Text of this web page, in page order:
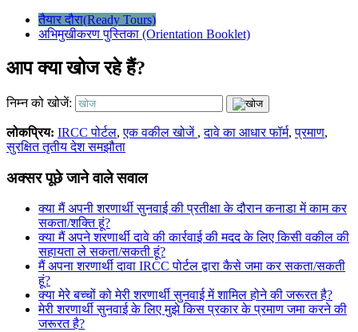
तैयार दौरा(Ready Tours)
अभिमुखीकरण पुस्तिका (Orientation Booklet)
आप क्या खोज रहे हैं?
निम्न को खोजें:
लोकप्रिय: IRCC पोर्टल,एक वकील खोजें ,दावे का आधार फॉर्म,प्रमाण,
सुरक्षित तृतीय देश समझौता
अक्सर पूछे जाने वाले सवाल
क्या मैं अपनी शरणार्थी सुनवाई की प्रतीक्षा के दौरान कनाडा में काम कर
सकता/शक्ति हूं?
क्या मैं अपने शरणार्थी दावे की कार्रवाई की मदद के लिए किसी वकील की
सहायता ले सकता/सकती हूं?
मैं अपना शरणार्थी दावा IRCC पोर्टल द्वारा कैसे जमा कर सकता/सकती
हूं?
क्या मेरे बच्चों को मेरी शरणार्थी सुनवाई में शामिल होने की जरूरत है?
मेरी शरणार्थी सुनवाई के लिए मुझे किस प्रकार के प्रमाण जमा करने की
जरूरत है?